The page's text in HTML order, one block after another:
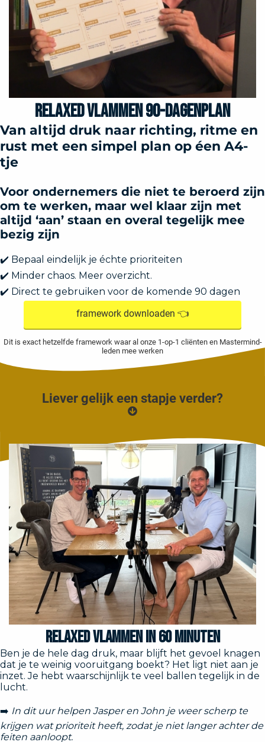
Relaxed Vlammen 90-dagenplan
Van altijd druk naar richting, ritme en
rust met een simpel plan op éen A4-
tje
Voor ondernemers die niet te beroerd zijn
om te werken, maar wel klaar zijn met
altijd ‘aan’ staan en overal tegelijk mee
bezig zijn
✔️ Bepaal eindelijk je échte prioriteiten
✔️ Minder chaos. Meer overzicht.
✔️ Direct te gebruiken voor de komende 90 dagen
framework downloaden 👈
Dit is exact hetzelfde framework waar al onze 1-op-1 cliënten en Mastermind-
leden mee werken
Liever gelijk een stapje verder?
Relaxed Vlammen in 60 minuten
Ben je de hele dag druk, maar blijft het gevoel knagen
dat je te weinig vooruitgang boekt? Het ligt niet aan je
inzet. Je hebt waarschijnlijk te veel ballen tegelijk in de
lucht.
➡️ In dit uur helpen Jasper en John je weer scherp te
krijgen wat prioriteit heeft, zodat je niet langer achter de
feiten aanloopt.
kan de
worden
te
over
op
gebruikt
te
de
Hierdoor